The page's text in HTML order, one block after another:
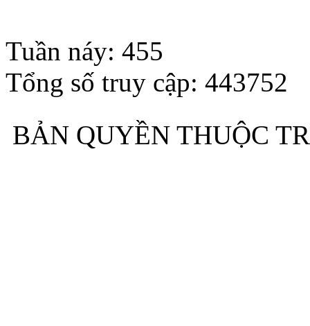
Tuần náy: 455
Tổng số truy cập: 443752
BẢN QUYỀN THUỘC